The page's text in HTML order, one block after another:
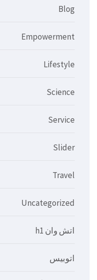
Blog
Empowerment
Lifestyle
Science
Service
Slider
Travel
Uncategorized
اتش وان h1
اتوبيس